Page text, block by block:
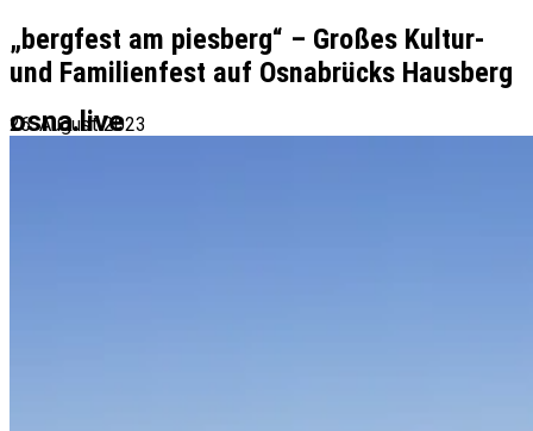
osna.live
„bergfest am piesberg“ – Großes Kultur-
und Familienfest auf Osnabrücks Hausberg
26. August 2023